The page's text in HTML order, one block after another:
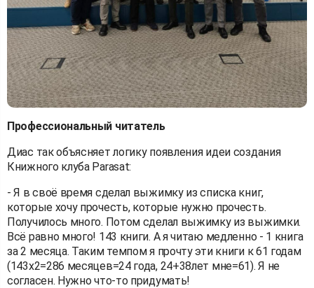
Профессиональный читатель
Диас так объясняет логику появления идеи создания
Книжного клуба Parasat:
- Я в своё время сделал выжимку из списка книг,
которые хочу прочесть, которые нужно прочесть.
Получилось много. Потом сделал выжимку из выжимки.
Всё равно много! 143 книги. А я читаю медленно - 1 книга
за 2 месяца. Таким темпом я прочту эти книги к 61 годам
(143х2=286 месяцев=24 года, 24+38лет мне=61). Я не
согласен. Нужно что-то придумать!